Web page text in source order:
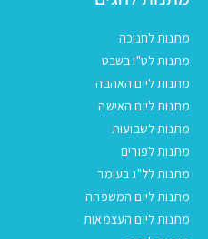
מתנות לחנוכה
מתנות לט"ו בשבט
מתנות ליום האהבה
מתנות ליום האישה
מתנות לשבועות
מתנות לפורים
מתנות לל"ג בעומר
מתנות ליום המשפחה
מתנות ליום העצמאות